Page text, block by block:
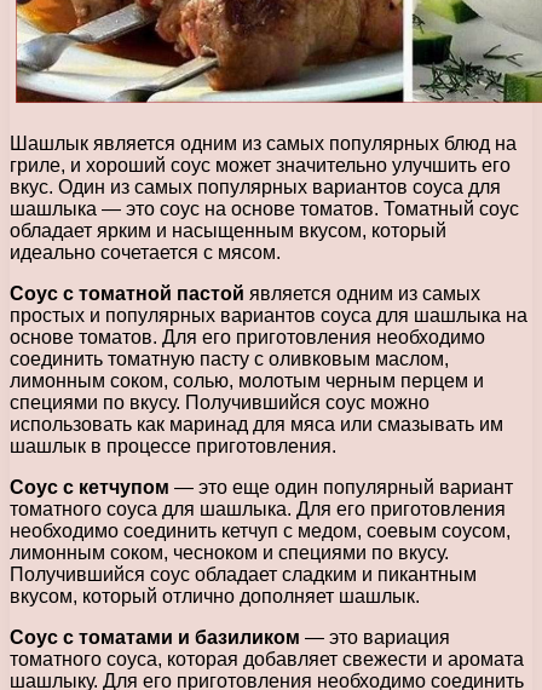
Шашлык является одним из самых популярных блюд на
гриле, и хороший соус может значительно улучшить его
вкус. Один из самых популярных вариантов соуса для
шашлыка — это соус на основе томатов. Томатный соус
обладает ярким и насыщенным вкусом, который
идеально сочетается с мясом.
Соус с томатной пастой является одним из самых
простых и популярных вариантов соуса для шашлыка на
основе томатов. Для его приготовления необходимо
соединить томатную пасту с оливковым маслом,
лимонным соком, солью, молотым черным перцем и
специями по вкусу. Получившийся соус можно
использовать как маринад для мяса или смазывать им
шашлык в процессе приготовления.
Соус с кетчупом — это еще один популярный вариант
томатного соуса для шашлыка. Для его приготовления
необходимо соединить кетчуп с медом, соевым соусом,
лимонным соком, чесноком и специями по вкусу.
Получившийся соус обладает сладким и пикантным
вкусом, который отлично дополняет шашлык.
Соус с томатами и базиликом — это вариация
томатного соуса, которая добавляет свежести и аромата
шашлыку. Для его приготовления необходимо соединить